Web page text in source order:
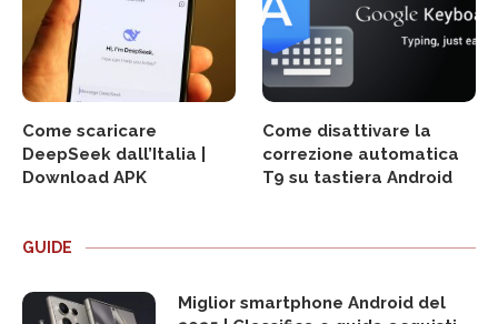
Come scaricare
DeepSeek dall’Italia |
Download APK
Come disattivare la
correzione automatica
T9 su tastiera Android
GUIDE
Miglior smartphone Android del